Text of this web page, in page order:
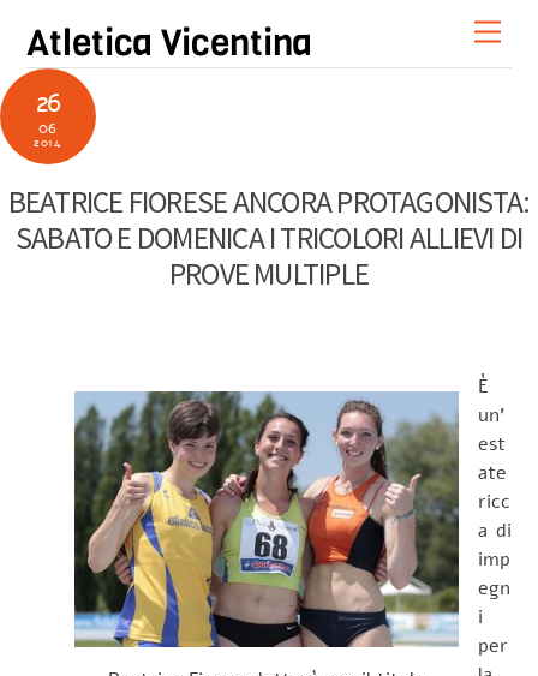
content
Atletica Vicentina
26
06
2014
BEATRICE FIORESE ANCORA PROTAGONISTA:
SABATO E DOMENICA I TRICOLORI ALLIEVI DI
PROVE MULTIPLE
È
un’
est
ate
ricc
a di
imp
egn
i
per